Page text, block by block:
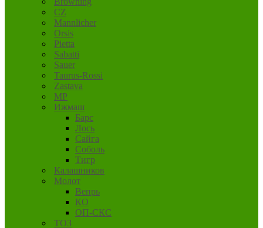
CZ
Mannlicher
Orsis
Pietta
Sabatti
Sauer
Taurus-Rossi
Zastava
MP
Ижмаш
Барс
Лось
Сайга
Соболь
Тигр
Калашников
Молот
Вепрь
КО
ОП-СКС
ТОЗ